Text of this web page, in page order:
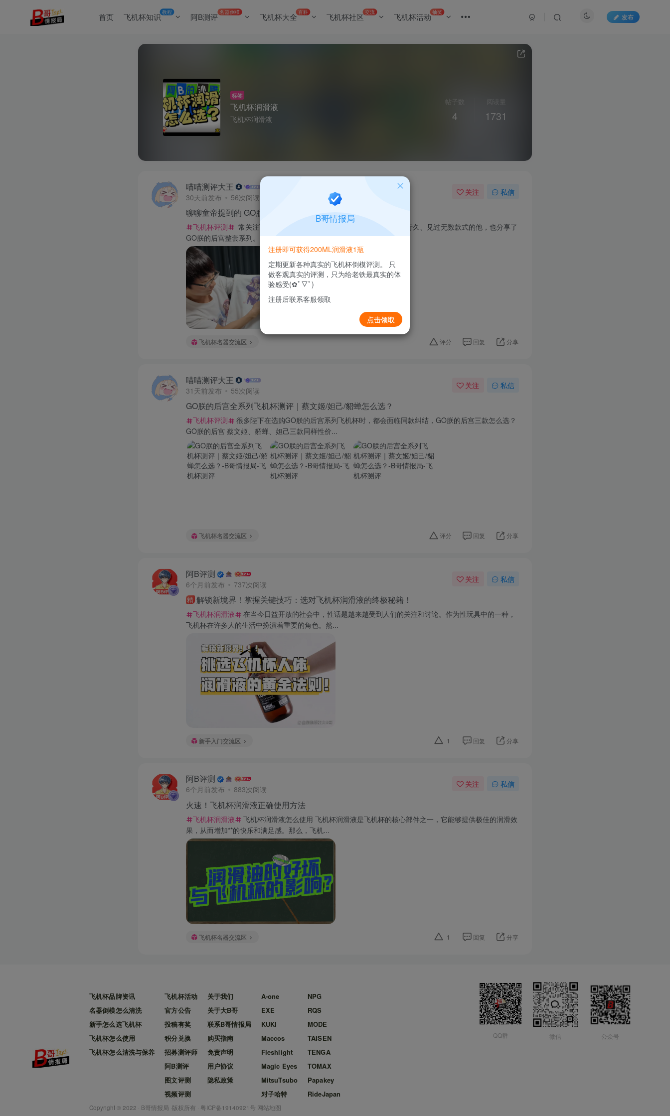
首页 飞机杯知识教程 阿B测评 名器倒模 飞机杯大全百科 飞机杯社区交流 飞机杯活动抽奖
发布
标签
飞机杯润滑液
飞机杯润滑液
帖子数
4
阅读量
1731
喵喵测评大王
30天前发布 56次阅读
关注 私信
聊聊童帝提到的 GO朕的后宫系列 飞机杯，到底好在哪？？
飞机杯评测
常关注飞机杯的老哥们，想必大多对童帝不陌生吧。入行久、见过无数款式的他，也分享了
GO朕的后宫整套系列。今天从材质、腔体体...
飞机杯名器交流区 评分 回复 分享
喵喵测评大王
31天前发布 55次阅读
关注 私信
GO朕的后宫全系列飞机杯测评｜蔡文姬/妲己/貂蝉怎么选？
飞机杯评测
很多陛下在选购GO朕的后宫系列飞机杯时，都会面临同款纠结，GO朕的后宫三款怎么选？
GO朕的后宫 蔡文姬、貂蝉、妲己三款同样性价...
飞机杯名器交流区 评分 回复 分享
阿B评测
6个月前发布 737次阅读
关注 私信
精 解锁新境界！掌握关键技巧：选对飞机杯润滑液的终极秘籍！
飞机杯润滑液
在当今日益开放的社会中，性话题越来越受到人们的关注和讨论。作为性玩具中的一种，
飞机杯在许多人的生活中扮演着重要的角色。然...
新手入门交流区 1 回复 分享
阿B评测
6个月前发布 883次阅读
关注 私信
火速！飞机杯润滑液正确使用方法
飞机杯润滑液
飞机杯润滑液怎么使用 飞机杯润滑液是飞机杯的核心部件之一，它能够提供极佳的润滑效
果，从而增加**的快乐和满足感。那么，飞机...
飞机杯名器交流区 1 回复 分享
飞机杯品牌资讯
名器倒模怎么清洗
新手怎么选飞机杯
飞机杯怎么使用
飞机杯怎么清洗与保养
飞机杯活动
官方公告
投稿有奖
积分兑换
招募测评师
阿B测评
图文评测
视频评测
关于我们
关于大B哥
联系B哥情报局
购买指南
免责声明
用户协议
隐私政策
A-one
EXE
KUKI
Maccos
Fleshlight
Magic Eyes
MitsuTsubo
对子哈特
NPG
RQS
MODE
TAISEN
TENGA
TOMAX
Papakey
RideJapan
Copyright © 2022 · B哥情报局 ·版权所有 · 粤ICP备19140921号 网站地图
QQ群 微信 公众号
B哥情报局
注册即可获得200ML润滑液1瓶
定期更新各种真实的飞机杯倒模评测。 只
做客观真实的评测，只为给老铁最真实的体
验感受(✿ﾟ▽ﾟ)
注册后联系客服领取
点击领取